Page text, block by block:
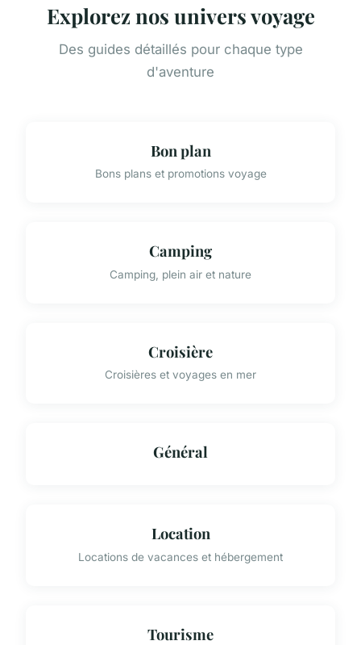
Explorez nos univers voyage
Des guides détaillés pour chaque type
d'aventure
Bon plan
Bons plans et promotions voyage
Camping
Camping, plein air et nature
Croisière
Croisières et voyages en mer
Général
Location
Locations de vacances et hébergement
Tourisme